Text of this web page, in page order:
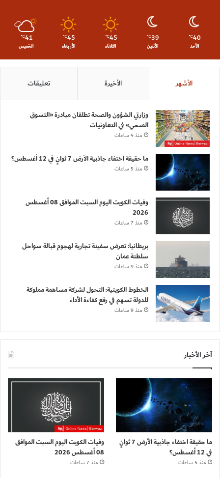
40
℃
الأحد
39
℃
الأثنين
45
℃
الثلاثاء
45
℃
الأربعاء
41
℃
الخميس
الأشهر الأخيرة تعليقات
وزارتي الشؤون والصحة تطلقان مبادرة «التسوق
الصحي» في التعاونيات
منذ 4 ساعات
ما حقيقة اختفاء جاذبية الأرض 7 ثوانٍ في 12 أغسطس؟
منذ 5 ساعات
وفيات الكويت اليوم السبت الموافق 08 أغسطس
2026
منذ 7 ساعات
بريطانيا: تعرض سفينة تجارية لهجوم قبالة سواحل
سلطنة عمان
منذ 9 ساعات
الخطوط الكويتية: التحول لشركة مساهمة مملوكة
للدولة تسهم في رفع كفاءة الأداء
منذ 9 ساعات
آخر الأخبار
ما حقيقة اختفاء جاذبية الأرض 7 ثوانٍ
في 12 أغسطس؟
منذ 5 ساعات
وفيات الكويت اليوم السبت الموافق
08 أغسطس 2026
منذ 7 ساعات